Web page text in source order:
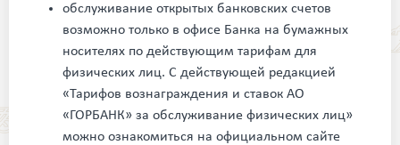
обслуживание открытых банковских счетов
возможно только в офисе Банка на бумажных
носителях по действующим тарифам для
физических лиц. С действующей редакцией
«Тарифов вознаграждения и ставок АО
«ГОРБАНК» за обслуживание физических лиц»
можно ознакомиться на официальном сайте